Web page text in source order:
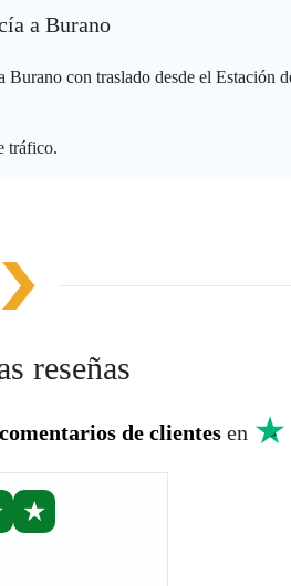
a Burano
con traslado desde el Estación
tráfico.
reseñas
de clientes en
★